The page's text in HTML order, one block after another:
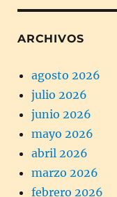
ARCHIVOS
agosto 2026
julio 2026
junio 2026
mayo 2026
abril 2026
marzo 2026
febrero 2026